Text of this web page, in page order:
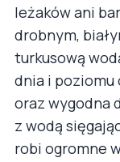
leżaków ani
drobnym,
turkusową
dnia i poziomu
oraz wygodna
z wodą
robi ogromne